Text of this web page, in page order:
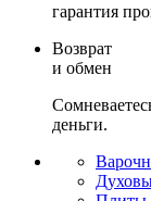
гарантия
Возврат
и обмен
деньги.